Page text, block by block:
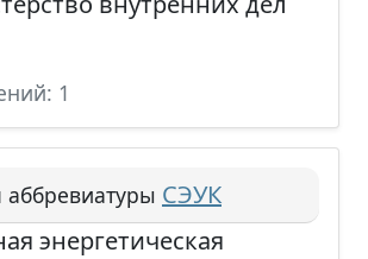
1
СЭУК
энергетическая